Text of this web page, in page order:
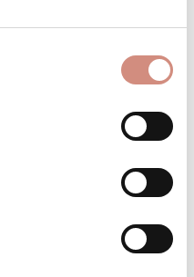
xs-sw/sw
Tragejacke
in de…